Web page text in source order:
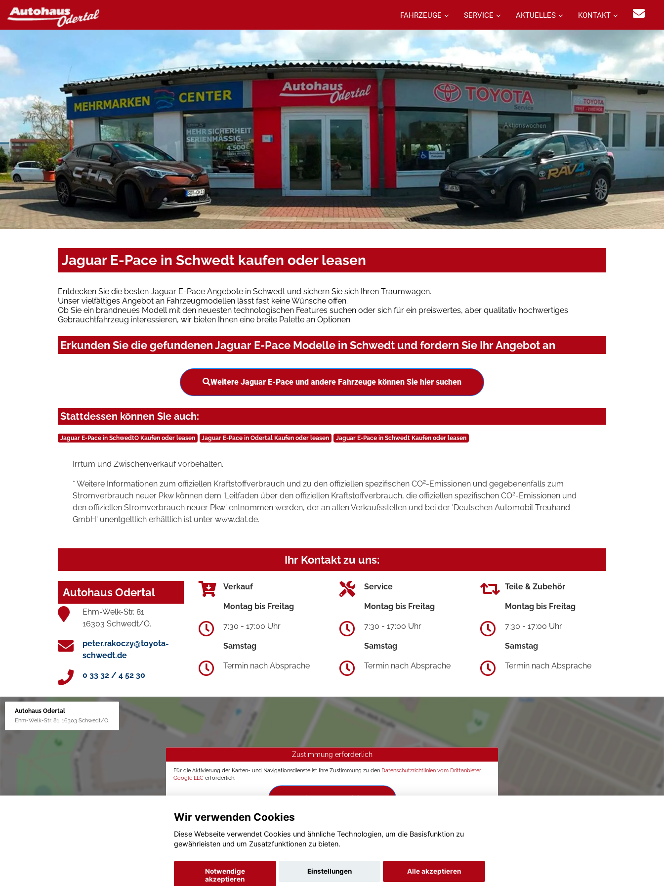
FAHRZEUGE SERVICE AKTUELLES KONTAKT
Jaguar E-Pace in Schwedt kaufen oder leasen
Entdecken Sie die besten Jaguar E-Pace Angebote in Schwedt und sichern Sie sich Ihren Traumwagen.
Unser vielfältiges Angebot an Fahrzeugmodellen lässt fast keine Wünsche offen.
Ob Sie ein brandneues Modell mit den neuesten technologischen Features suchen oder sich für ein preiswertes, aber qualitativ hochwertiges
Gebrauchtfahrzeug interessieren, wir bieten Ihnen eine breite Palette an Optionen.
Erkunden Sie die gefundenen Jaguar E-Pace Modelle in Schwedt und fordern Sie Ihr Angebot an
Weitere Jaguar E-Pace und andere Fahrzeuge können Sie hier suchen
Stattdessen können Sie auch:
Jaguar E-Pace in SchwedtO Kaufen oder leasen Jaguar E-Pace in Odertal Kaufen oder leasen Jaguar E-Pace in Schwedt Kaufen oder leasen
Irrtum und Zwischenverkauf vorbehalten.
* Weitere Informationen zum offiziellen Kraftstoffverbrauch und zu den offiziellen spezifischen CO2-Emissionen und gegebenenfalls zum
Stromverbrauch neuer Pkw können dem 'Leitfaden über den offiziellen Kraftstoffverbrauch, die offiziellen spezifischen CO2-Emissionen und
den offiziellen Stromverbrauch neuer Pkw' entnommen werden, der an allen Verkaufsstellen und bei der 'Deutschen Automobil Treuhand
GmbH' unentgeltlich erhältlich ist unter www.dat.de.
Ihr Kontakt zu uns:
Autohaus Odertal
Ehm-Welk-Str. 81
16303 Schwedt/O.
peter.rakoczy@toyota-
schwedt.de
0 33 32 / 4 52 30
Verkauf
Montag bis Freitag
7:30 - 17:00 Uhr
Samstag
Termin nach Absprache
Service
Montag bis Freitag
7:30 - 17:00 Uhr
Samstag
Termin nach Absprache
Teile & Zubehör
Montag bis Freitag
7:30 - 17:00 Uhr
Samstag
Termin nach Absprache
Autohaus Odertal
Ehm-Welk-Str. 81, 16303 Schwedt/O.
Zustimmung erforderlich
Für die Aktivierung der Karten- und Navigationsdienste ist Ihre Zustimmung zu den Datenschutzrichtlinien vom Drittanbieter
Google LLC erforderlich.
Wir verwenden Cookies
Diese Webseite verwendet Cookies und ähnliche Technologien, um die Basisfunktion zu
gewährleisten und um Zusatzfunktionen zu bieten.
Notwendige
akzeptieren
Einstellungen Alle akzeptieren